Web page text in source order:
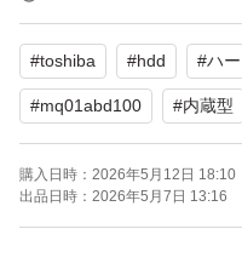
CrystalDiskInfoによる状
・電源投入回数：452回
・使用時間：695時間
・健康状態：正常
#toshiba #hdd #ハ
#mq01abd100 #内蔵型
購入日時： 2026年5月12日 18:10
出品日時： 2026年5月7日 13:16